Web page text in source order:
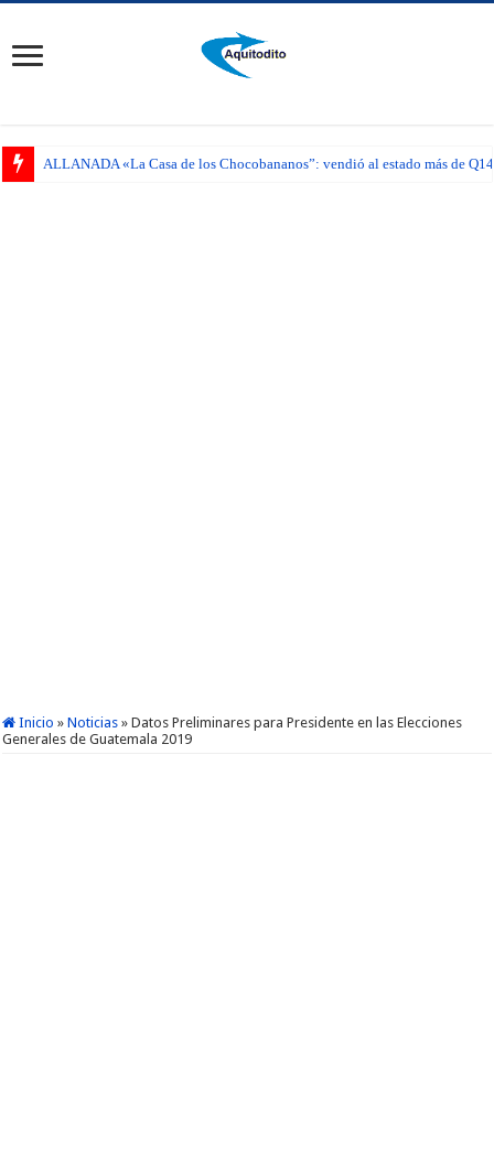
ALLANADA «La Casa de los Chocobananos”: vendió al estado más de
Inicio » Noticias » Datos Preliminares para Presidente en las Elecciones
Generales de Guatemala 2019